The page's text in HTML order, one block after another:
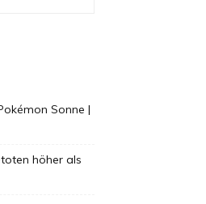
Sonne |
höher als